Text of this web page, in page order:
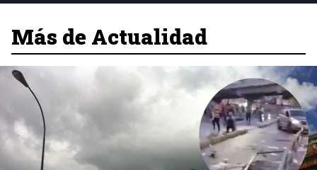
Más de Actualidad